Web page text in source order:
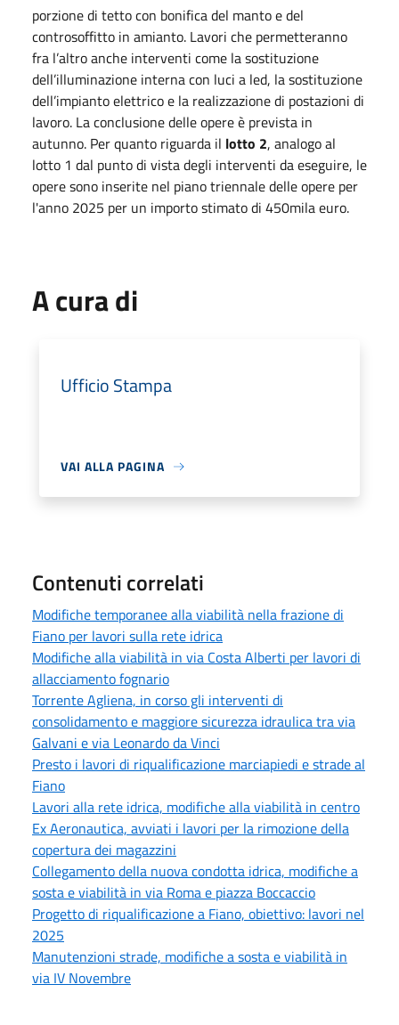
porzione di tetto con bonifica del manto e del
controsoffitto in amianto. Lavori che permetteranno
fra l’altro anche interventi come la sostituzione
dell’illuminazione interna con luci a led, la sostituzione
dell’impianto elettrico e la realizzazione di postazioni di
lavoro. La conclusione delle opere è prevista in
autunno. Per quanto riguarda il lotto 2, analogo al
lotto 1 dal punto di vista degli interventi da eseguire, le
opere sono inserite nel piano triennale delle opere per
l'anno 2025 per un importo stimato di 450mila euro.
A cura di
Ufficio Stampa
VAI ALLA PAGINA
Contenuti correlati
Modifiche temporanee alla viabilità nella frazione di
Fiano per lavori sulla rete idrica
Modifiche alla viabilità in via Costa Alberti per lavori di
allacciamento fognario
Torrente Agliena, in corso gli interventi di
consolidamento e maggiore sicurezza idraulica tra via
Galvani e via Leonardo da Vinci
Presto i lavori di riqualificazione marciapiedi e strade al
Fiano
Lavori alla rete idrica, modifiche alla viabilità in centro
Ex Aeronautica, avviati i lavori per la rimozione della
copertura dei magazzini
Collegamento della nuova condotta idrica, modifiche a
sosta e viabilità in via Roma e piazza Boccaccio
Progetto di riqualificazione a Fiano, obiettivo: lavori nel
2025
Manutenzioni strade, modifiche a sosta e viabilità in
via IV Novembre